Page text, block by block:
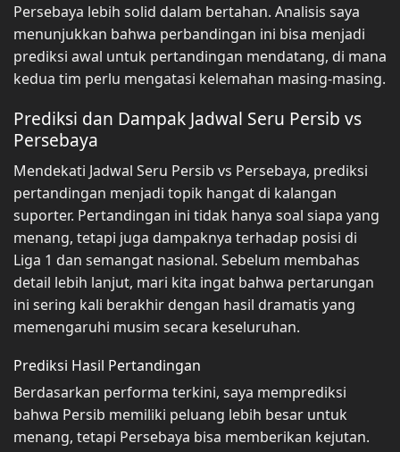
Persebaya lebih solid dalam bertahan. Analisis saya
menunjukkan bahwa perbandingan ini bisa menjadi
prediksi awal untuk pertandingan mendatang, di mana
kedua tim perlu mengatasi kelemahan masing-masing.
Prediksi dan Dampak Jadwal Seru Persib vs
Persebaya
Mendekati Jadwal Seru Persib vs Persebaya, prediksi
pertandingan menjadi topik hangat di kalangan
suporter. Pertandingan ini tidak hanya soal siapa yang
menang, tetapi juga dampaknya terhadap posisi di
Liga 1 dan semangat nasional. Sebelum membahas
detail lebih lanjut, mari kita ingat bahwa pertarungan
ini sering kali berakhir dengan hasil dramatis yang
memengaruhi musim secara keseluruhan.
Prediksi Hasil Pertandingan
Berdasarkan performa terkini, saya memprediksi
bahwa Persib memiliki peluang lebih besar untuk
menang, tetapi Persebaya bisa memberikan kejutan.